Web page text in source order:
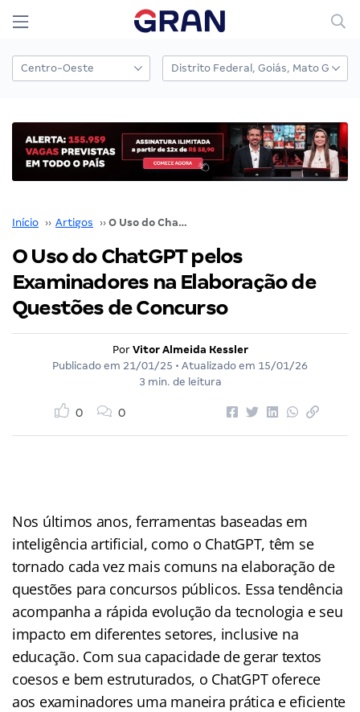
Início ›› Artigos ›› O Uso do ChatGPT pelos Examinadores na Elaboração de Questões de Concurso
O Uso do ChatGPT pelos
Examinadores na Elaboração de
Questões de Concurso
Por Vitor Almeida Kessler
Publicado em 21/01/25 • Atualizado em 15/01/26
3 min. de leitura
0 0
Nos últimos anos, ferramentas baseadas em
inteligência artificial, como o ChatGPT, têm se
tornado cada vez mais comuns na elaboração de
questões para concursos públicos. Essa tendência
acompanha a rápida evolução da tecnologia e seu
impacto em diferentes setores, inclusive na
educação. Com sua capacidade de gerar textos
coesos e bem estruturados, o ChatGPT oferece
aos examinadores uma maneira prática e eficiente